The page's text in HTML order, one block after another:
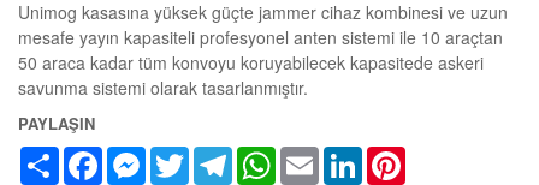
Unimog kasasına yüksek güçte jammer cihaz kombinesi ve uzun
mesafe yayın kapasiteli profesyonel anten sistemi ile 10 araçtan
50 araca kadar tüm konvoyu koruyabilecek kapasitede askeri
savunma sistemi olarak tasarlanmıştır.
PAYLAŞIN
Share FacebookMessenger
TwitterTelegramWhatsApp
Email LinkedIn